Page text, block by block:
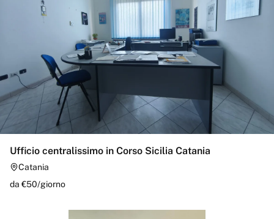
Ufficio centralissimo in Corso Sicilia Catania
Catania
da €50/giorno